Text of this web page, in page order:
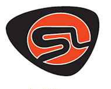
We use cookies to ensure
on our website. By
that cookies are used to
to offer you a better
you can disable cookies,